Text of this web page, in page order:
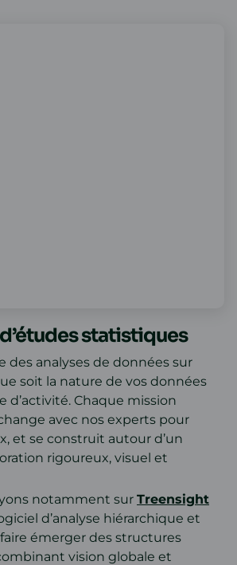
statistiques
des analyses de données sur
soit la nature de vos données
d’activité. Chaque mission
avec nos experts pour
et se construit autour d’un
rigoureux, visuel et
notamment sur Treensight
d’analyse hiérarchique et
émerger des structures
vision globale et